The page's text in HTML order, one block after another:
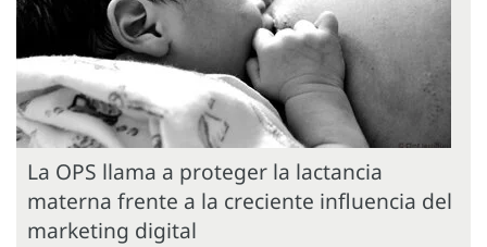
La OPS llama a proteger la lactancia
materna frente a la creciente influencia del
marketing digital